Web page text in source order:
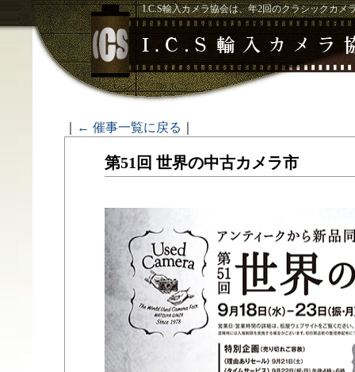
I.C.S輸入カメラ協会は、年2回のクラシックカメ
← 催事一覧に戻る
第51回 世界の中古カメラ市